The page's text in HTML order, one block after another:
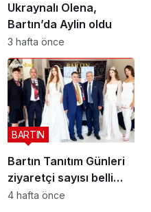
Ukraynalı Olena,
Bartın’da Aylin oldu
3 hafta önce
Bartın Tanıtım Günleri
ziyaretçi sayısı belli
oldu
BARTIN
4 hafta önce